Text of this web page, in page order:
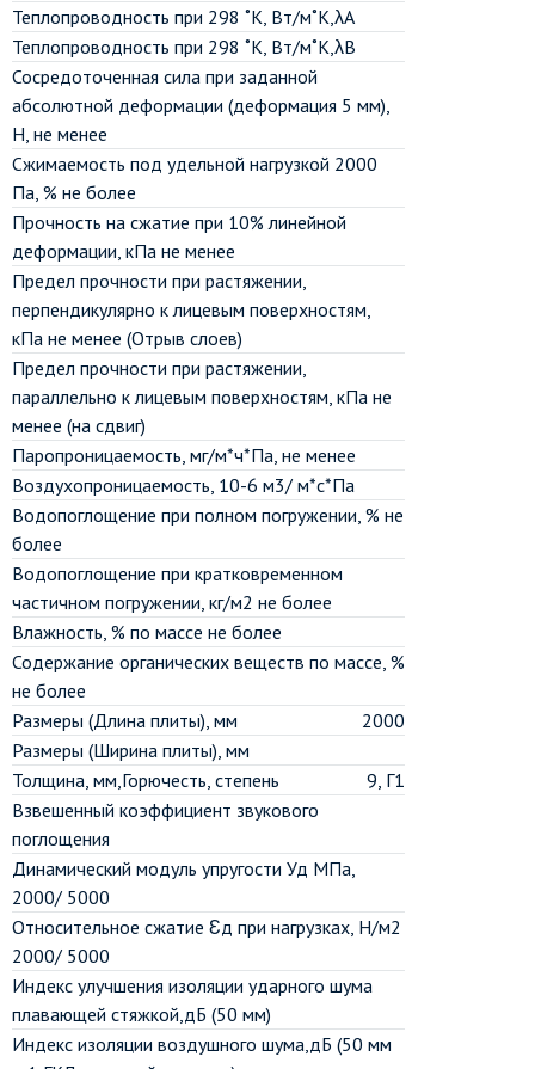
Теплопроводность при 298 ˚К, Вт/м˚К,λА
Теплопроводность при 298 ˚К, Вт/м˚К,λВ
Сосредоточенная сила при заданной
абсолютной деформации (деформация 5 мм),
Н, не менее
Сжимаемость под удельной нагрузкой 2000
Па, % не более
Прочность на сжатие при 10% линейной
деформации, кПа не менее
Предел прочности при растяжении,
перпендикулярно к лицевым поверхностям,
кПа не менее (Отрыв слоев)
Предел прочности при растяжении,
параллельно к лицевым поверхностям, кПа не
менее (на сдвиг)
Паропроницаемость, мг/м*ч*Па, не менее
Воздухопроницаемость, 10-6 м3/ м*с*Па
Водопоглощение при полном погружении, % не
более
Водопоглощение при кратковременном
частичном погружении, кг/м2 не более
Влажность, % по массе не более
Содержание органических веществ по массе, %
не более
Размеры (Длина плиты), мм
2000
Размеры (Ширина плиты), мм
Толщина, мм,Горючесть, степень
9, Г1
Взвешенный коэффициент звукового
поглощения
Динамический модуль упругости Уд МПа,
2000/ 5000
Относительное сжатие Ɛд при нагрузках, Н/м2
2000/ 5000
Индекс улучшения изоляции ударного шума
плавающей стяжкой,дБ (50 мм)
Индекс изоляции воздушного шума,дБ (50 мм